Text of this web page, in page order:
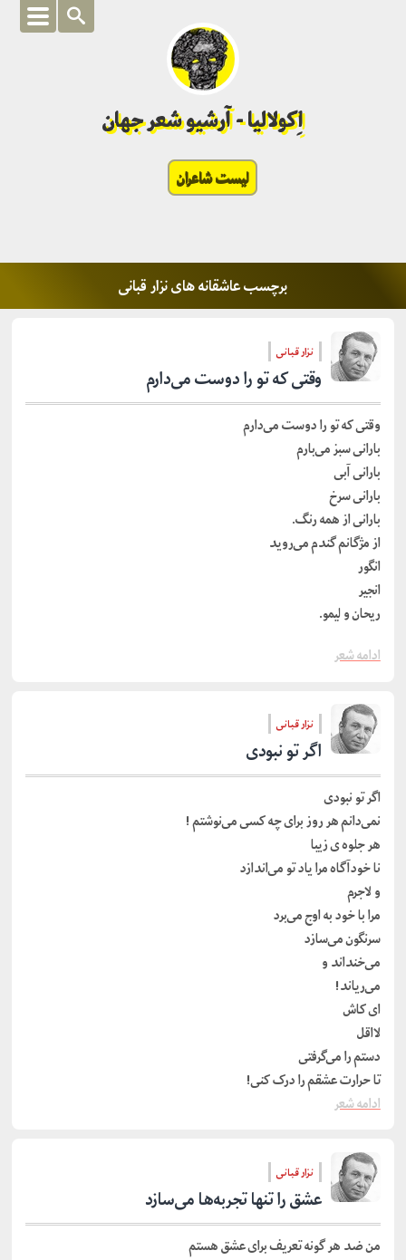
اِکولالیا - آرشیو شعر جهان
لیست شاعران
برچسب عاشقانه های نزار قبانی
نزار قبانی
وقتی که تو را دوست می‌دارم
وقتی که تو را دوست می‌دارم
بارانی سبز می‌بارم
بارانی آبی
بارانی سرخ
بارانی از همه رنگ.
از مژگانم گندم می‌روید
انگور
انجیر
ریحان و لیمو.
ادامه شعر
نزار قبانی
اگر تو نبودی
اگر تو نبودی
نمی‌دانم هر روز برای چه کسی می‌نوشتم !
هر جلوه ی زیبا
نا خودآگاه مرا یاد تو می‌اندازد
و لاجرم
مرا با خود به اوج می‌برد
سرنگون می‌سازد
می‌خنداند و
می‌ریاند!
ای کاش
لااقل
دستم را می‌گرفتی
تا حرارت عشقم را درک کنی!
ادامه شعر
نزار قبانی
عشق را تنها تجربه‌ها می‌سازد
من ضد هر گونه تعریف برای عشق هستم